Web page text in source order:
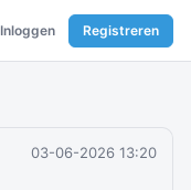
Inloggen Registreren
03-06-2026 13:20